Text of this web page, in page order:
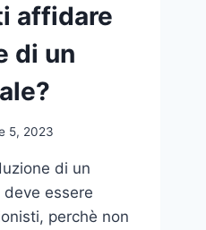
affidare
di un
5, 2023
di un
essere
perchè non